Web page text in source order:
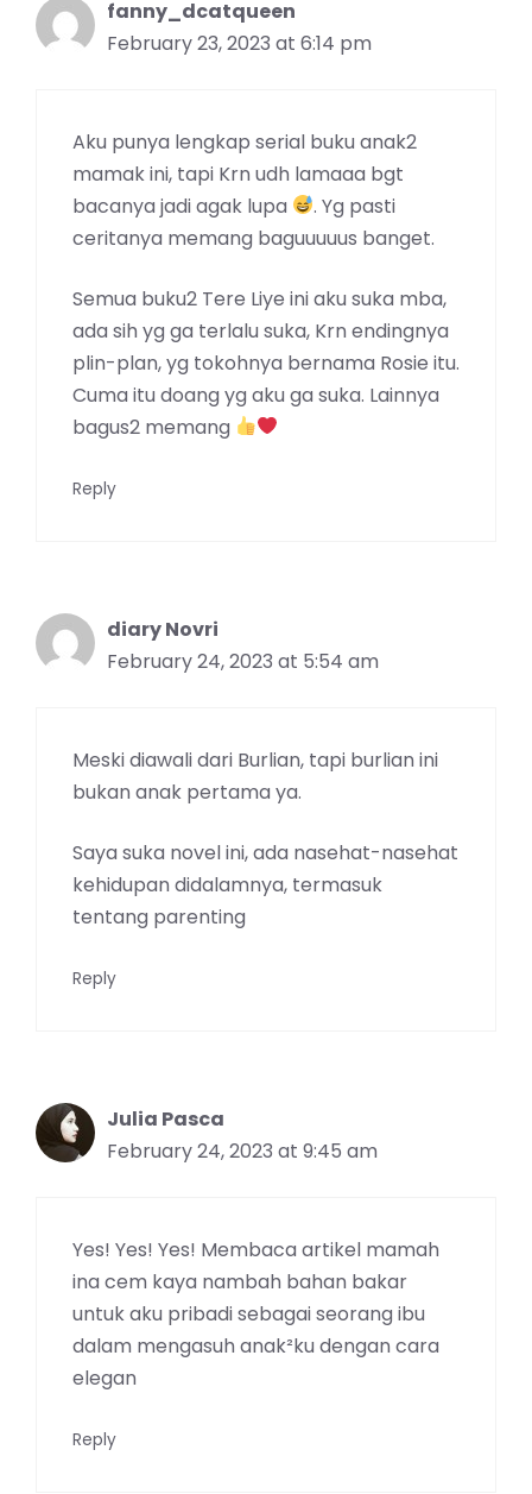
fanny_dcatqueen
February 23, 2023 at 6:14 pm
Aku punya lengkap serial buku anak2
mamak ini, tapi Krn udh lamaaa bgt
bacanya jadi agak lupa
. Yg pasti
ceritanya memang baguuuuus banget.
Semua buku2 Tere Liye ini aku suka mba,
ada sih yg ga terlalu suka, Krn endingnya
plin-plan, yg tokohnya bernama Rosie itu.
Cuma itu doang yg aku ga suka. Lainnya
bagus2 memang
Reply
diary Novri
February 24, 2023 at 5:54 am
Meski diawali dari Burlian, tapi burlian ini
bukan anak pertama ya.
Saya suka novel ini, ada nasehat-nasehat
kehidupan didalamnya, termasuk
tentang parenting
Reply
Julia Pasca
February 24, 2023 at 9:45 am
Yes! Yes! Yes! Membaca artikel mamah
ina cem kaya nambah bahan bakar
untuk aku pribadi sebagai seorang ibu
dalam mengasuh anak²ku dengan cara
elegan
Reply